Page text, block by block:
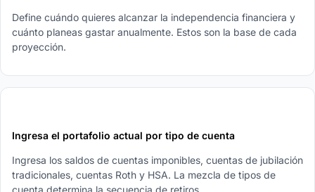
Define cuándo quieres alcanzar la independencia financiera y
cuánto planeas gastar anualmente. Estos son la base de cada
proyección.
Ingresa el portafolio actual por tipo de cuenta
Ingresa los saldos de cuentas imponibles, cuentas de jubilación
tradicionales, cuentas Roth y HSA. La mezcla de tipos de